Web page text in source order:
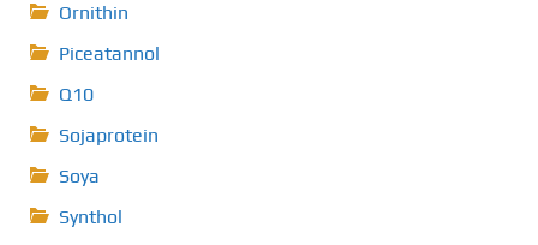
Ornithin
Piceatannol
Q10
Sojaprotein
Soya
Synthol